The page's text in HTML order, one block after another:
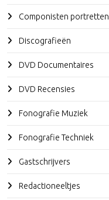
Componisten portretten
Discografieën
DVD Documentaires
DVD Recensies
Fonografie Muziek
Fonografie Techniek
Gastschrijvers
Redactioneeltjes